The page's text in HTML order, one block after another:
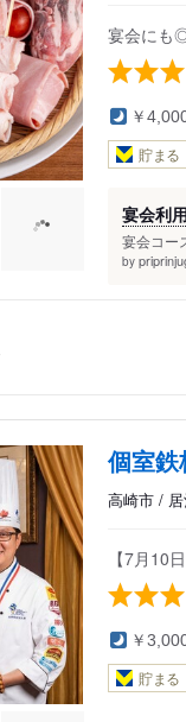
宴会にも
￥
貯まる
宴会利用
宴会コー
by
個室
高崎市 / 居
【7月10
￥
貯まる